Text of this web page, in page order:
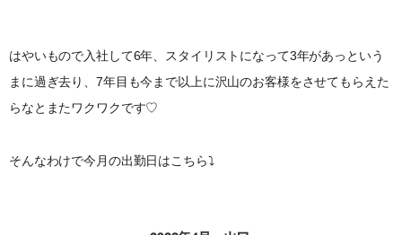
はやいもので入社して6年、スタイリストになって3年があっという
まに過ぎ去り、7年目も今まで以上に沢山のお客様をさせてもらえた
らなとまたワクワクです♡
そんなわけで今月の出勤日はこちら⤵︎